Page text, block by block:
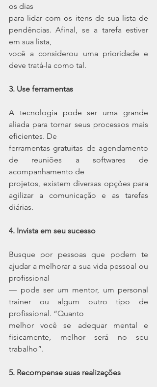
os dias
para lidar com os itens de sua lista de
pendências. Afinal, se a tarefa estiver
em sua lista,
você a considerou uma prioridade e
deve tratá-la como tal.
3. Use ferramentas
A tecnologia pode ser uma grande
aliada para tornar seus processos mais
eficientes. De
ferramentas gratuitas de agendamento
de reuniões a softwares de
acompanhamento de
projetos, existem diversas opções para
agilizar a comunicação e as tarefas
diárias.
4. Invista em seu sucesso
Busque por pessoas que podem te
ajudar a melhorar a sua vida pessoal ou
profissional
— pode ser um mentor, um personal
trainer ou algum outro tipo de
profissional. “Quanto
melhor você se adequar mental e
fisicamente, melhor será no seu
trabalho”.
5. Recompense suas realizações